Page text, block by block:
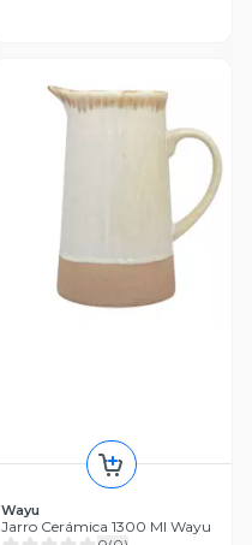
Wayu
Jarro Cerámica 1300 Ml Wayu